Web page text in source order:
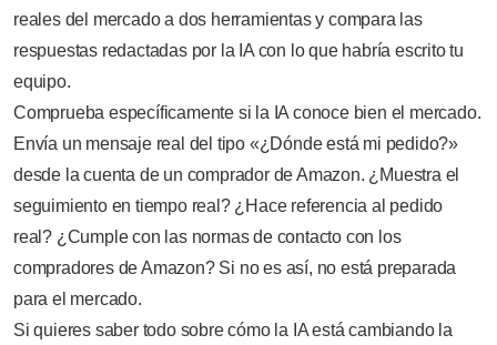
reales del mercado a dos herramientas y compara las
respuestas redactadas por la IA con lo que habría escrito tu
equipo.
Comprueba específicamente si la IA conoce bien el mercado.
Envía un mensaje real del tipo «¿Dónde está mi pedido?»
desde la cuenta de un comprador de Amazon. ¿Muestra el
seguimiento en tiempo real? ¿Hace referencia al pedido
real? ¿Cumple con las normas de contacto con los
compradores de Amazon? Si no es así, no está preparada
para el mercado.
Si quieres saber todo sobre cómo la IA está cambiando la